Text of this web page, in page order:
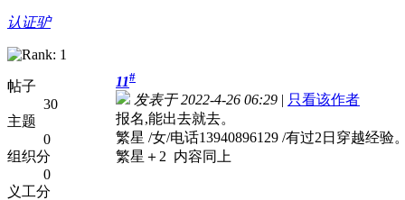
认证驴
帖子
30
主题
0
组织分
0
义工分
11#
发表于 2022-4-26 06:29 | 只看该作者
报名,能出去就去。
繁星 /女/电话13940896129 /有过2日穿越经验
繁星＋2 内容同上